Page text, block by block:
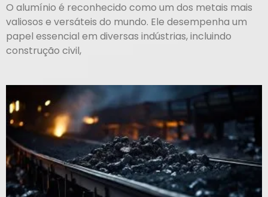
O alumínio é reconhecido como um dos metais mais
valiosos e versáteis do mundo. Ele desempenha um
papel essencial em diversas indústrias, incluindo
construção civil,